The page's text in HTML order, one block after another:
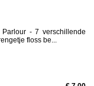
- 7 verschillende
floss be...